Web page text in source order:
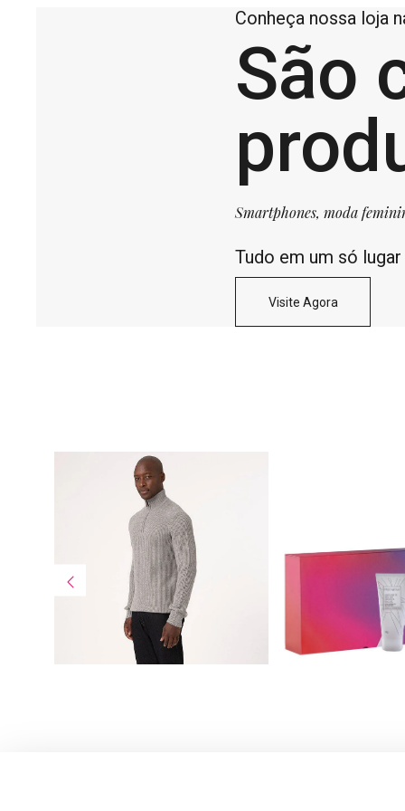
Conheça nossa loja
São
Smartphones, moda
Tudo em um só lugar
Visite Agora